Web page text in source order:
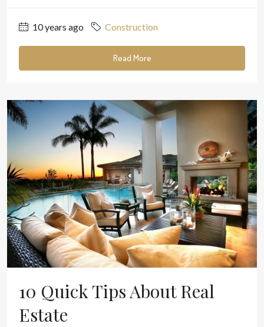
10 years ago Construction
Read More
10 Quick Tips About Real
Estate